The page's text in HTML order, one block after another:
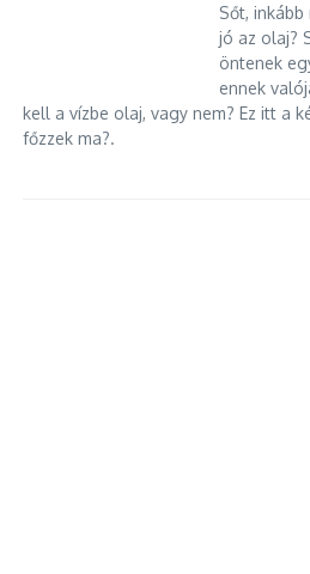
Sőt,
jó az olaj?
öntenek
ennek
kell a vízbe olaj, vagy nem? Ez itt a
főzzek ma?.